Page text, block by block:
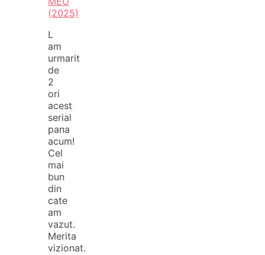
(2025)
L
am
urmarit
de
2
ori
acest
serial
pana
acum!
Cel
mai
bun
din
cate
am
vazut.
Merita
vizionat.